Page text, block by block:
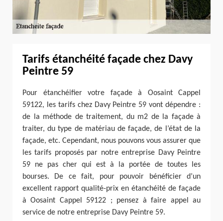
Tarifs étanchéité façade chez Davy
Peintre 59
Pour étanchéifier votre façade à Oosaint Cappel
59122, les tarifs chez Davy Peintre 59 vont dépendre :
de la méthode de traitement, du m2 de la façade à
traiter, du type de matériau de façade, de l’état de la
façade, etc. Cependant, nous pouvons vous assurer que
les tarifs proposés par notre entreprise Davy Peintre
59 ne pas cher qui est à la portée de toutes les
bourses. De ce fait, pour pouvoir bénéficier d’un
excellent rapport qualité-prix en étanchéité de façade
à Oosaint Cappel 59122 ; pensez à faire appel au
service de notre entreprise Davy Peintre 59.